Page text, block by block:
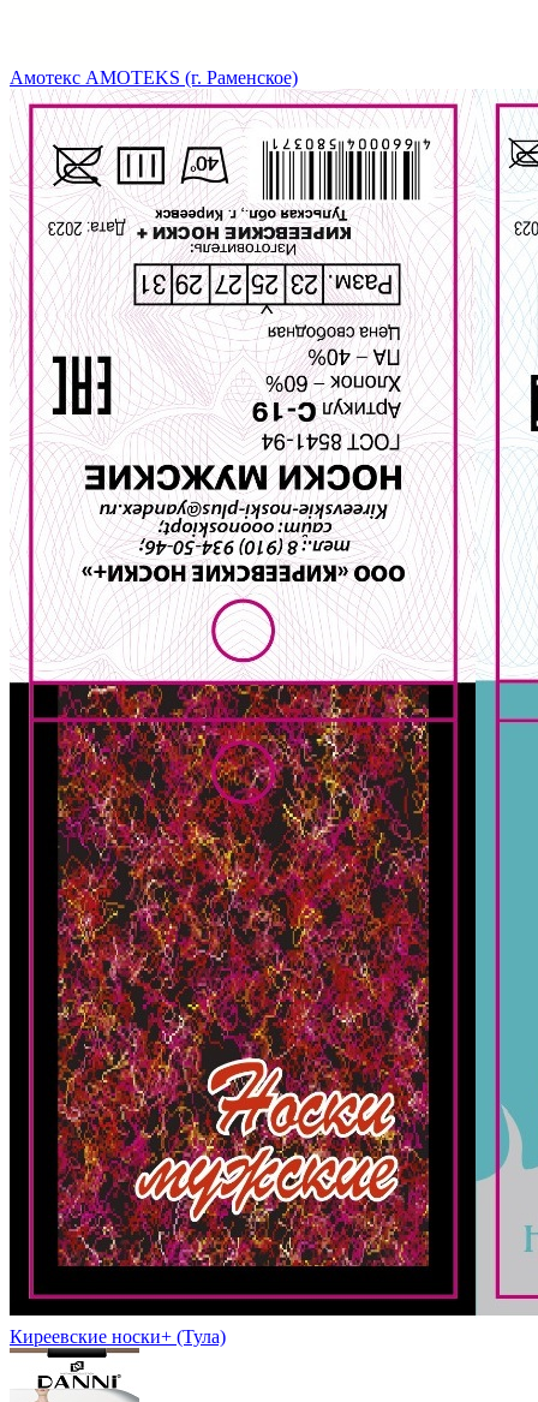
Амотекс AMOTEKS (г. Раменское)
Киреевские носки+ (Тула)